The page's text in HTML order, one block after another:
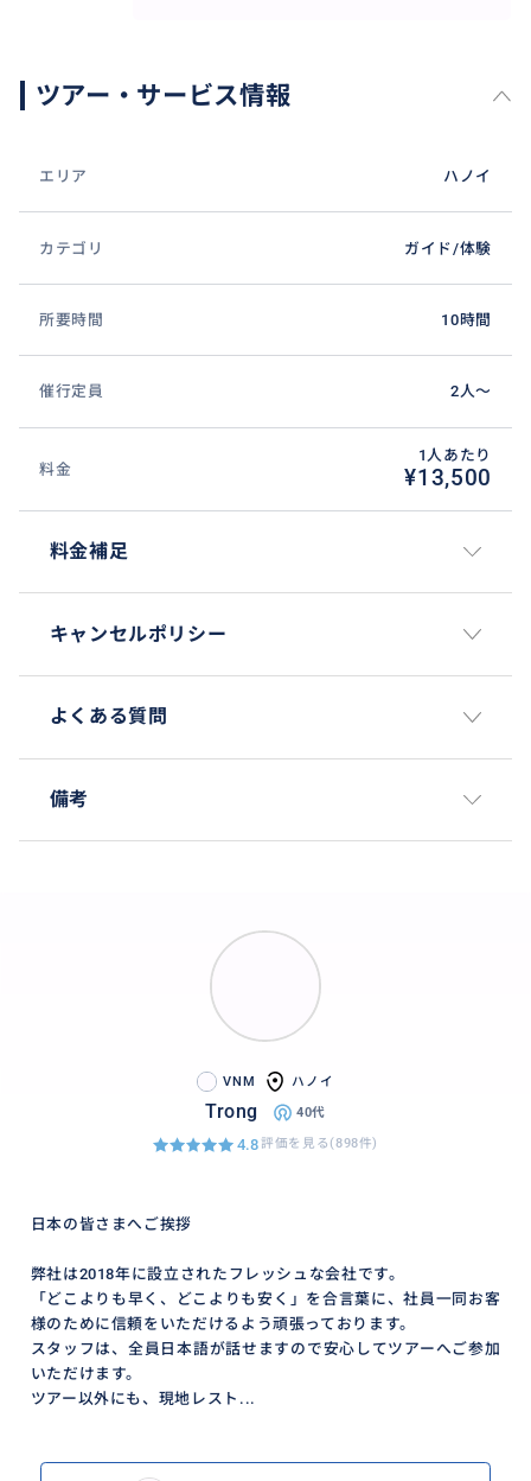
できます。その場合は、船頭さんに漕いでもらうので、
うれしいプレゼント③
ハロン湾でとれた新鮮なお魚、エビを使った、ちょっ
ぴり豪華なランチです。
フライ魚のトマトソースがけ、鶏肉の炒め物、野菜炒
め、アサリのスープ、豆入りもち米のおこわ、季節の
うれしいプレゼント②
ツアー・サービス情報
エリア ハノイ
カテゴリ ガイド/体験
所要時間 10時間
催行定員 2人〜
料金
1人あたり
¥13,500
料金補足
キャンセルポリシー
よくある質問
備考
VNM ハノイ
Trong 40代
4.8評価を見る(898件)
日本の皆さまへご挨拶
弊社は2018年に設立されたフレッシュな会社です。
「どこよりも早く、どこよりも安く」を合言葉に、社員一同お客
様のために信頼をいただけるよう頑張っております。
スタッフは、全員日本語が話せますので安心してツアーへご参加
いただけます。
ツアー以外にも、現地レスト...